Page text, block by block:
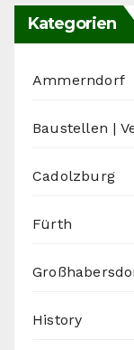
Kategorien
Ammerndorf
Baustellen |
Cadolzburg
Fürth
History